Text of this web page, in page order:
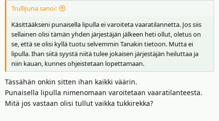
u
a
l
o
i
t
t
a
j
a
m
ä
ä
r
ä
TrulliJuna sanoi:
Käsittääkseni punaisella lipulla ei varoiteta vaaratilannetta. Jos siis
sellainen olisi tämän yhden järjestäjän jälkeen heti ollut, oletus on
se, että se olisi kyllä tuotu selvemmin Tanakin tietoon. Mutta ei
lipulla. Ihan siitä syystä niitä tulee jokaisen järjestäjän heiluttaa ja
niin kauan, kunnes ohjeistetaan lopettamaan.
Tässähän onkin sitten ihan kaikki väärin.
Punaisella lipulla nimenomaan varoitetaan vaaratilanteesta.
Mitä jos vastaan olisi tullut vaikka tukkirekka?